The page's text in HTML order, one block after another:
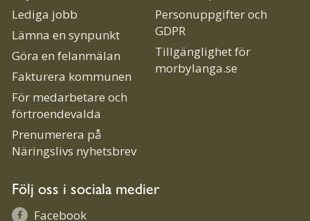
Lediga jobb
Lämna en synpunkt
Göra en felanmälan
Fakturera kommunen
För medarbetare och
förtroendevalda
Prenumerera på
Näringslivs nyhetsbrev
Personuppgifter och
GDPR
Tillgänglighet för
morbylanga.se
Följ oss i sociala medier
Facebook